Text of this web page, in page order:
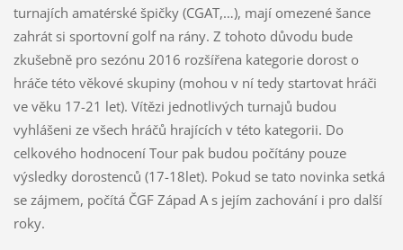
turnajích amatérské špičky (CGAT,…), mají omezené šance
zahrát si sportovní golf na rány. Z tohoto důvodu bude
zkušebně pro sezónu 2016 rozšířena kategorie dorost o
hráče této věkové skupiny (mohou v ní tedy startovat hráči
ve věku 17-21 let). Vítězi jednotlivých turnajů budou
vyhlášeni ze všech hráčů hrajících v této kategorii. Do
celkového hodnocení Tour pak budou počítány pouze
výsledky dorostenců (17-18let). Pokud se tato novinka setká
se zájmem, počítá ČGF Západ A s jejím zachování i pro další
roky.